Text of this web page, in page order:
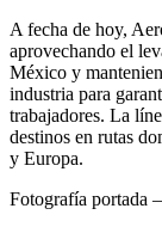
A fecha de hoy,
aprovechando el
México y
industria para
trabajadores. La
destinos en rutas
y Europa.
Fotografía portada